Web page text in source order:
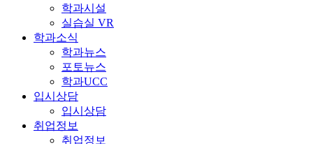
학과시설
실습실 VR
학과소식
학과뉴스
포토뉴스
학과UCC
입시상담
입시상담
취업정보
취업정보